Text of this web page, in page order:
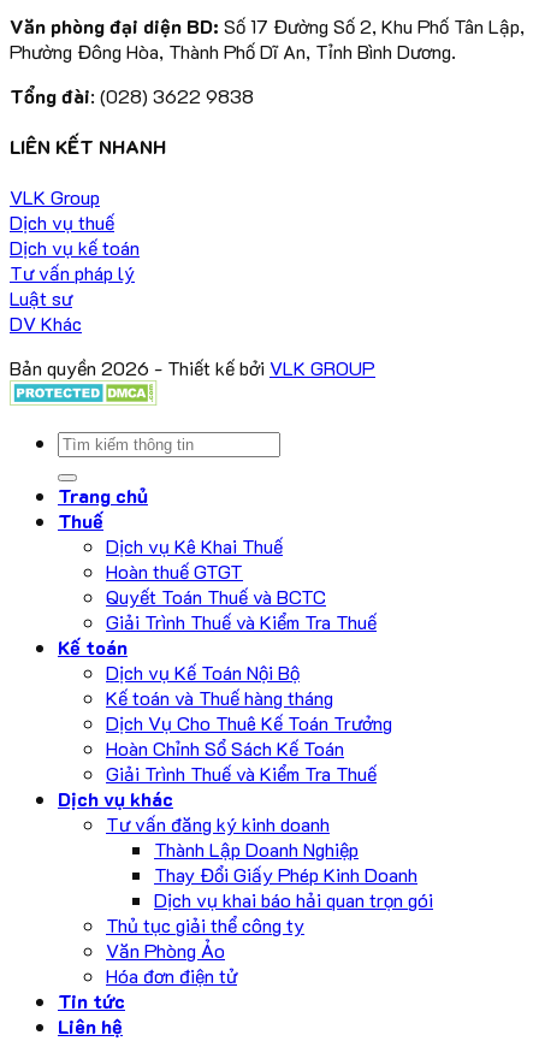
Văn phòng đại diện BD: Số 17 Đường Số 2, Khu Phố Tân Lập,
Phường Đông Hòa, Thành Phố Dĩ An, Tỉnh Bình Dương.
Tổng đài: (028) 3622 9838
LIÊN KẾT NHANH
VLK Group
Dịch vụ thuế
Dịch vụ kế toán
Tư vấn pháp lý
Luật sư
DV Khác
Bản quyền 2026 - Thiết kế bởi VLK GROUP
Trang chủ
Thuế
Dịch vụ Kê Khai Thuế
Hoàn thuế GTGT
Quyết Toán Thuế và BCTC
Giải Trình Thuế và Kiểm Tra Thuế
Kế toán
Dịch vụ Kế Toán Nội Bộ
Kế toán và Thuế hàng tháng
Dịch Vụ Cho Thuê Kế Toán Trưởng
Hoàn Chỉnh Sổ Sách Kế Toán
Giải Trình Thuế và Kiểm Tra Thuế
Dịch vụ khác
Tư vấn đăng ký kinh doanh
Thành Lập Doanh Nghiệp
Thay Đổi Giấy Phép Kinh Doanh
Dịch vụ khai báo hải quan trọn gói
Thủ tục giải thể công ty
Văn Phòng Ảo
Hóa đơn điện tử
Tin tức
Liên hệ